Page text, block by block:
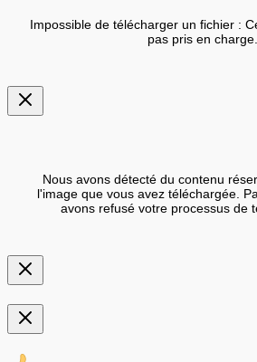
Impossible de télécharger un fichier :
pas pris en charge.
Nous avons détecté du contenu
l'image que vous avez téléchargée.
avons refusé votre processus de